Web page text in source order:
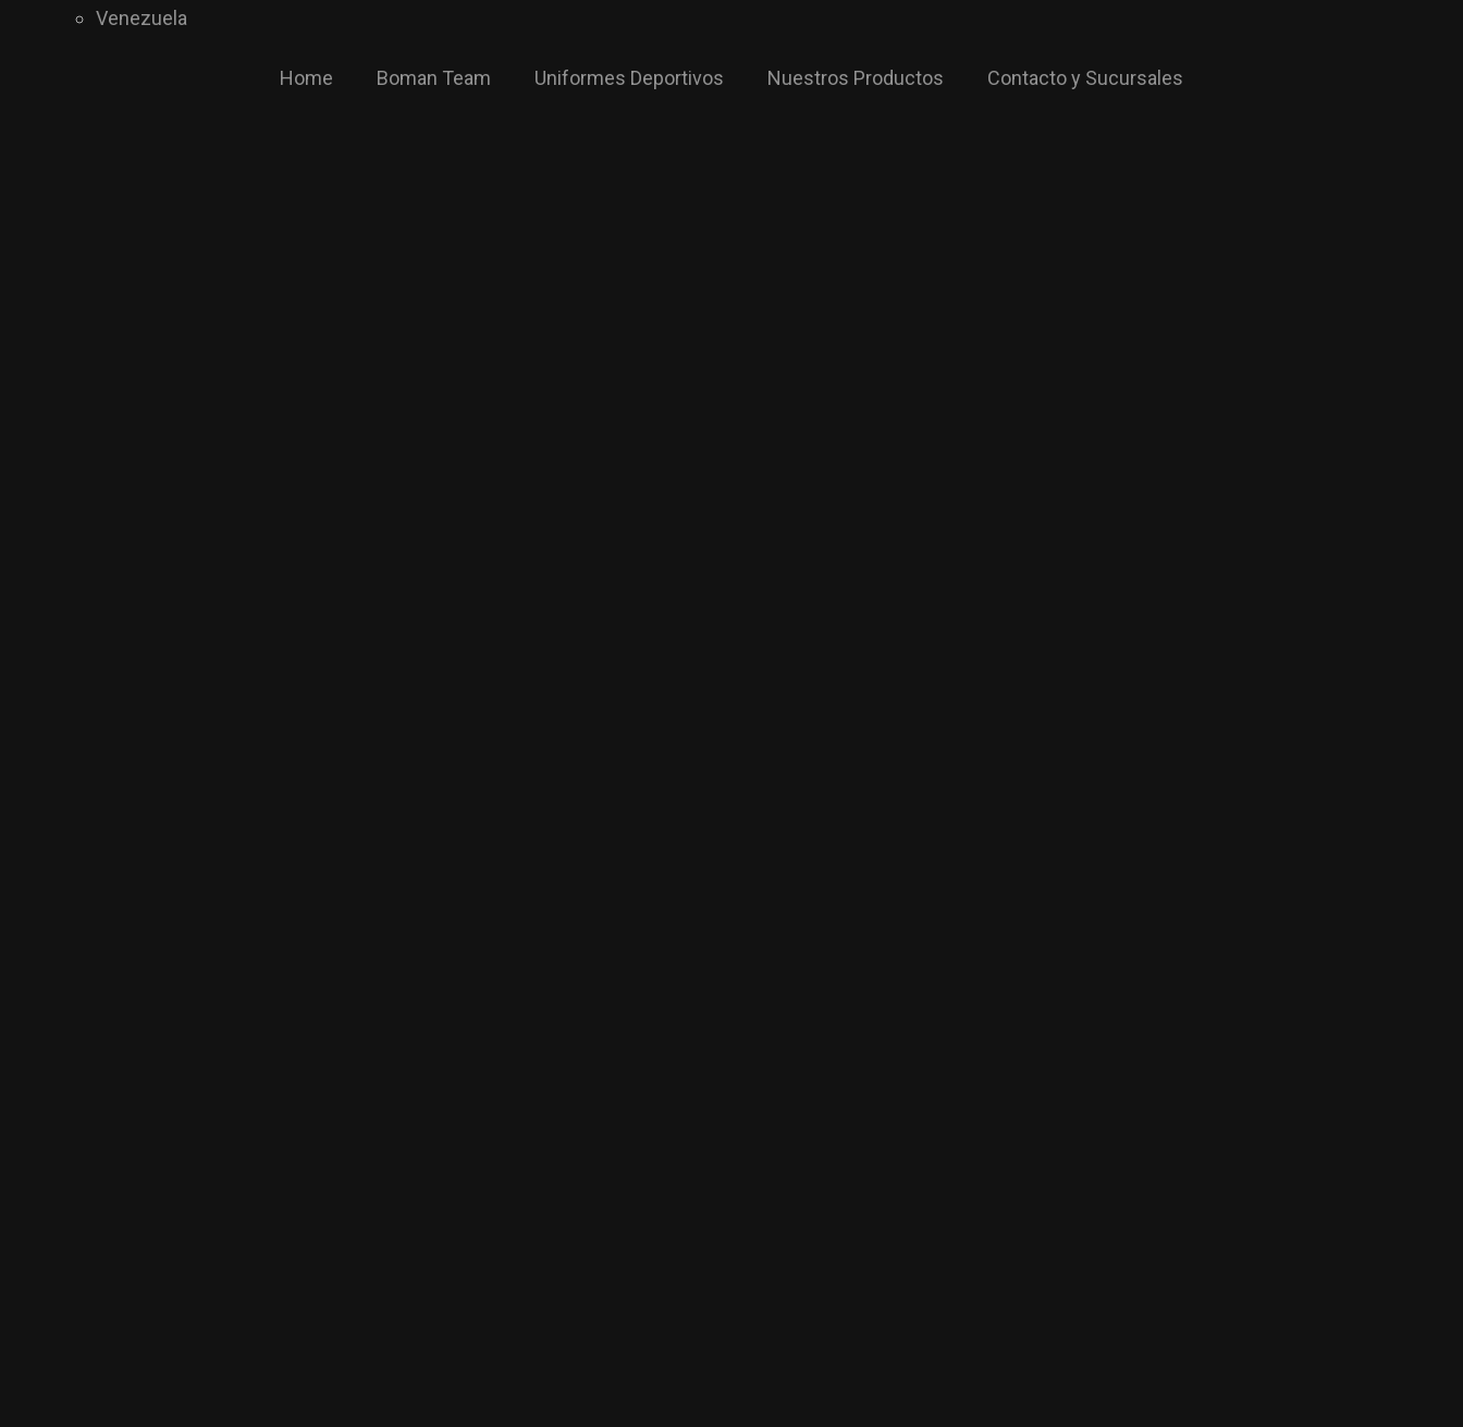
Venezuela
Home Boman Team Uniformes Deportivos Nuestros Productos Contacto y Sucursales